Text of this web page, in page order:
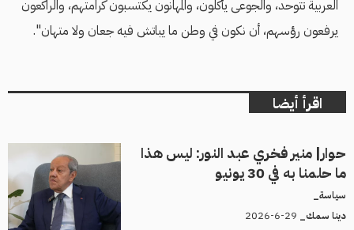
العربية تتوحد، والجوعى يأكلون، والمهانون يكتسبون كرامتهم، والراكعون
يرفعون رؤسهم، أن نكون في وطن ما يباتش فيه جعان ولا متهان".
اقرأ أيضا
حوار| منير فخري عبد النور: ليس هذا
ما حلمنا به في 30 يونيو
سياسة_
دينا سمك_